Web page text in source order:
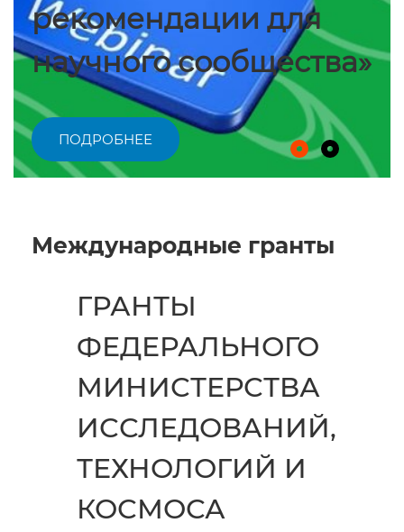
рекомендации для
научного сообщества»
ПОДРОБНЕЕ
Международные гранты
ГРАНТЫ
ФЕДЕРАЛЬНОГО
МИНИСТЕРСТВА
ИССЛЕДОВАНИЙ,
ТЕХНОЛОГИЙ И
КОСМОСА